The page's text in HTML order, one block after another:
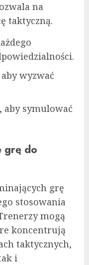
na
taktyczną.
wyzwać
aby symulować
grę do
grę
stosowania
mogą
koncentrują
taktycznych,
i